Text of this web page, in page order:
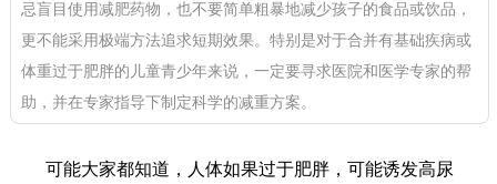
忌盲目使用减肥药物，也不要简单粗暴地减少孩子的食品或饮品，
更不能采用极端方法追求短期效果。特别是对于合并有基础疾病或
体重过于肥胖的儿童青少年来说，一定要寻求医院和医学专家的帮
助，并在专家指导下制定科学的减重方案。
可能大家都知道，人体如果过于肥胖，可能诱发高尿